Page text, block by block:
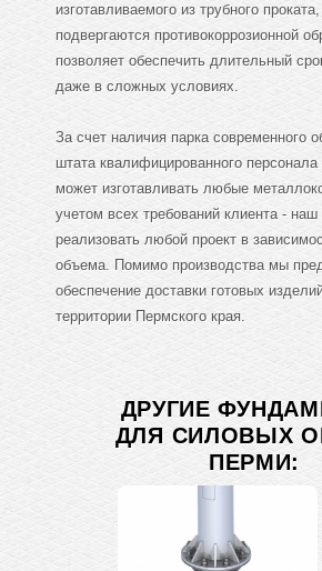
изготавливаемого из трубного
подвергаются противокоррозионной
позволяет обеспечить длительный
даже в сложных условиях.
За счет наличия парка современного
штата квалифицированного
может изготавливать любые
учетом всех требований клиента - наш
реализовать любой проект в
объема. Помимо производства мы
обеспечение доставки готовых
территории Пермского края.
ДРУГИЕ
ДЛЯ СИЛОВЫХ
ПЕРМИ: